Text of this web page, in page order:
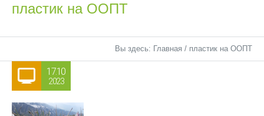
пластик на ООПТ
Вы здесь: Главная / пластик на ООПТ
17.10
2023